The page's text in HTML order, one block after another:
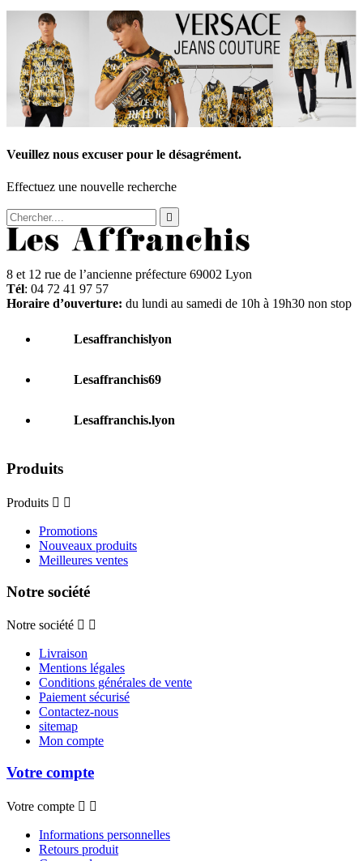
Veuillez nous excuser pour le désagrément.
Effectuez une nouvelle recherche

8 et 12 rue de l’ancienne préfecture 69002 Lyon
Tél: 04 72 41 97 57
Horaire d’ouverture: du lundi au samedi de 10h à 19h30 non stop
Lesaffranchislyon
Lesaffranchis69
Lesaffranchis.lyon
Produits
Produits  
Promotions
Nouveaux produits
Meilleures ventes
Notre société
Notre société  
Livraison
Mentions légales
Conditions générales de vente
Paiement sécurisé
Contactez-nous
sitemap
Mon compte
Votre compte
Votre compte  
Informations personnelles
Retours produit